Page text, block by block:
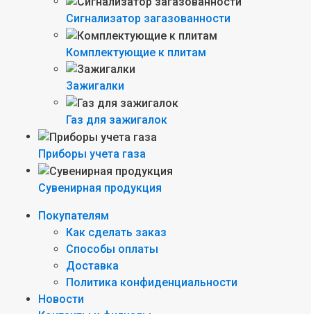
Сигнализатор загазованности
Комплектующие к плитам
Зажигалки
Газ для зажигалок
Приборы учета газа
Сувенирная продукция
Покупателям
Как сделать заказ
Способы оплаты
Доставка
Политика конфиденциальности
Новости